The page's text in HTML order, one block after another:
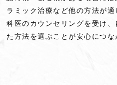
ラミック治療など他の方法が
科医のカウンセリングを受け
た方法を選ぶことが安心につな